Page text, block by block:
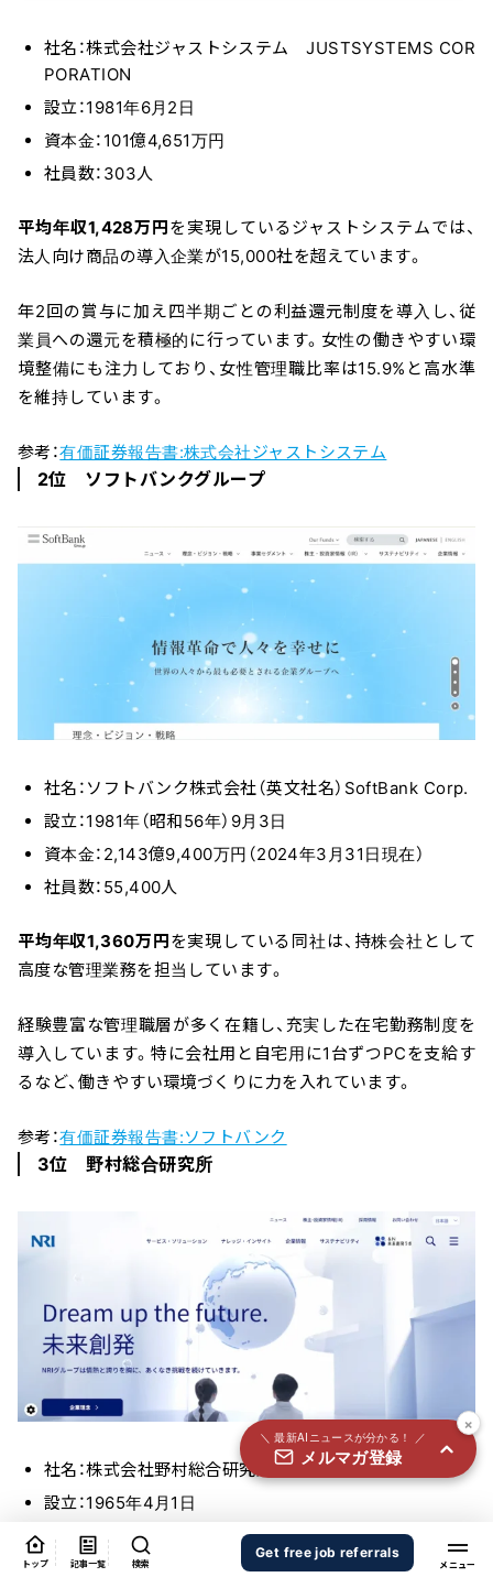
トップ 記事一覧 検索
Get free job referrals
社名：株式会社ジャストシステム JUSTSYSTEMS COR
PORATION
設立：1981年6月2日
資本金：101億4,651万円
社員数：303人
平均年収1,428万円を実現しているジャストシステムでは、
法人向け商品の導入企業が15,000社を超えています。
年2回の賞与に加え四半期ごとの利益還元制度を導入し、従
業員への還元を積極的に行っています。女性の働きやすい環
境整備にも注力しており、女性管理職比率は15.9%と高水準
を維持しています。
参考：有価証券報告書:株式会社ジャストシステム
2位 ソフトバンクグループ
社名：ソフトバンク株式会社（英文社名）SoftBank Corp.
設立：1981年（昭和56年）9月3日
資本金：2,143億9,400万円（2024年3月31日現在）
社員数：55,400人
平均年収1,360万円を実現している同社は、持株会社として
高度な管理業務を担当しています。
経験豊富な管理職層が多く在籍し、充実した在宅勤務制度を
導入しています。特に会社用と自宅用に1台ずつPCを支給す
るなど、働きやすい環境づくりに力を入れています。
参考：有価証券報告書:ソフトバンク
3位 野村総合研究所
社名：株式会社野村総合研究所
設立：1965年4月1日
資本金：256億55413,800円
社員数： 16,708人
＼ 最新AIニュースが分かる！ ／
メルマガ登録
×
＼ 最新AIニュースが分かる！ ／
メルマガ登録
氏名
職種 必須
個人情報の取り扱いに同意する
個人情報の取り扱いについてはこちらから
送信する